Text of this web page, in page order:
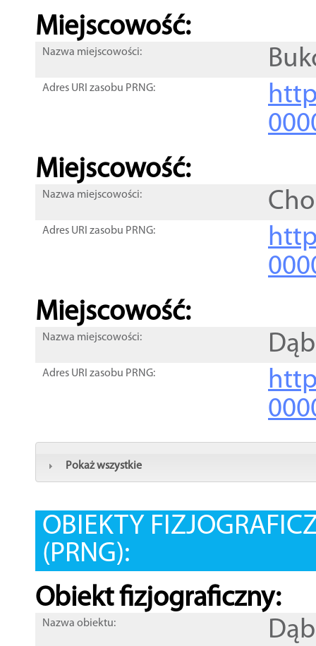
Miejscowość:
Nazwa miejscowości:
Adres URI zasobu PRNG:
Miejscowość:
Nazwa miejscowości:
Adres URI zasobu PRNG:
Miejscowość:
Nazwa miejscowości:
Adres URI zasobu PRNG:
Pokaż wszystkie
OBIEKTY
(PRNG):
Obiekt fizjograficzny:
Nazwa obiektu: